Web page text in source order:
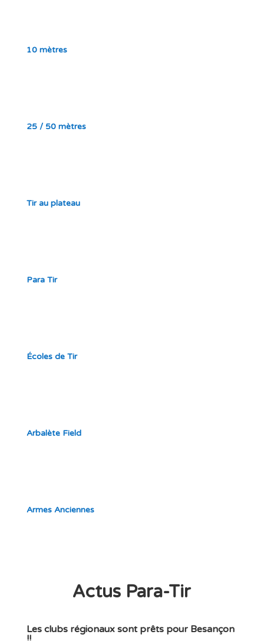
10 mètres
25 / 50 mètres
Tir au plateau
Para Tir
Écoles de Tir
Arbalète Field
Armes Anciennes
Actus Para-Tir
Les clubs régionaux sont prêts pour Besançon